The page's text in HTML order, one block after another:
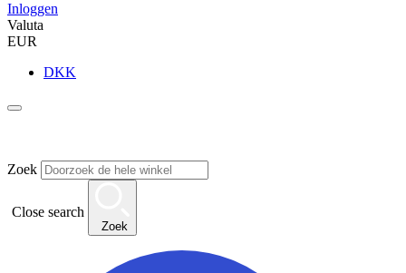
Inloggen
Valuta
EUR
DKK
Zoek
Close search
Zoek